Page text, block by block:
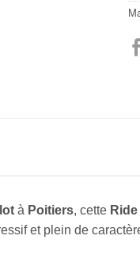
à Poitiers, cette
et plein de